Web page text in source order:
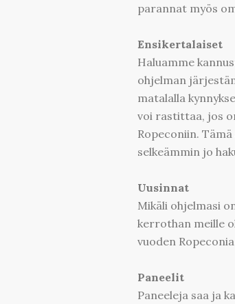
parannat myös
Ensikertalaiset
Haluamme
ohjelman
matalalla
voi rastittaa, jos
Ropeconiin.
selkeämmin jo
Uusinnat
Mikäli ohjelmasi
kerrothan meille
vuoden
Paneelit
Paneeleja saa ja